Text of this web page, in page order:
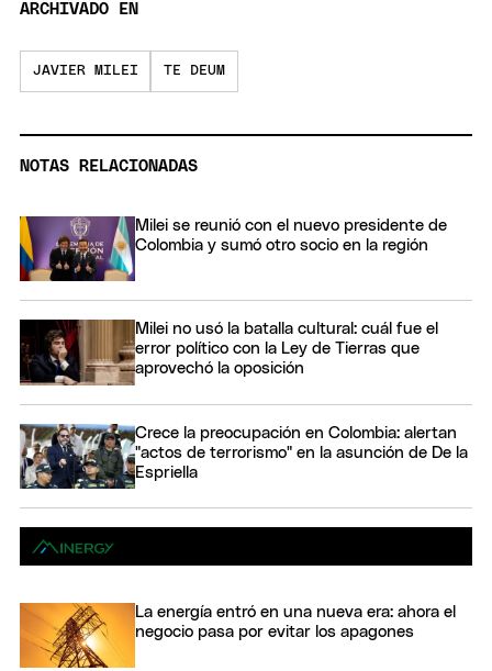
ARCHIVADO EN
JAVIER MILEI TE DEUM
NOTAS RELACIONADAS
Milei se reunió con el nuevo presidente de
Colombia y sumó otro socio en la región
Milei no usó la batalla cultural: cuál fue el
error político con la Ley de Tierras que
aprovechó la oposición
Crece la preocupación en Colombia: alertan
"actos de terrorismo" en la asunción de De la
Espriella
La energía entró en una nueva era: ahora el
negocio pasa por evitar los apagones